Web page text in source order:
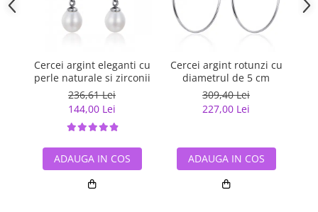
Cercei argint eleganti cu
perle naturale si zirconii
236,61 Lei
144,00 Lei
ADAUGA IN COS
Cercei argint rotunzi cu
diametrul de 5 cm
309,40 Lei
227,00 Lei
ADAUGA IN COS